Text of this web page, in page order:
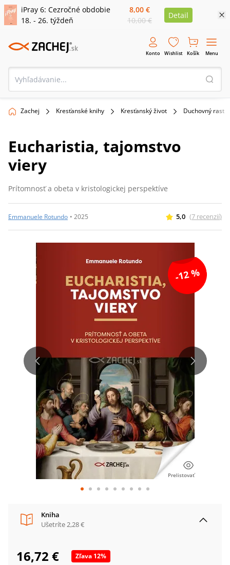
iPray 6: Cezročné obdobie
18. - 26. týždeň
8,00 €
10,00 €
Detail
Konto Wishlist Košík Menu
Zachej Kresťanské knihy Kresťanský život Duchovný rast
Eucharistia, tajomstvo
viery
Prítomnosť a obeta v kristologickej perspektíve
Emmanuele Rotundo • 2025 5,0 (7 recenzií)
-12 %
Prelistovať
Kniha
Ušetríte2,28 €
16,72 € Zľava 12%